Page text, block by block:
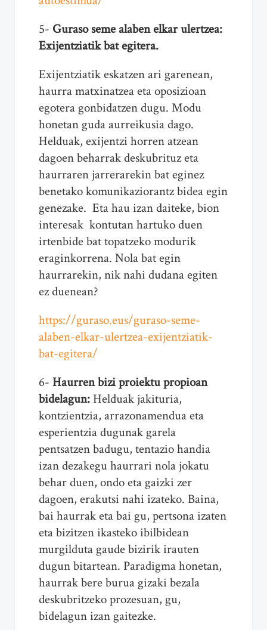
5- Guraso seme alaben elkar ulertzea:
Exijentziatik bat egitera.
Exijentziatik eskatzen ari garenean,
haurra matxinatzea eta oposizioan
egotera gonbidatzen dugu. Modu
honetan guda aurreikusia dago.
Helduak, exijentzi horren atzean
dagoen beharrak deskubrituz eta
haurraren jarrerarekin bat eginez
benetako komunikaziorantz bidea egin
genezake. Eta hau izan daiteke, bion
interesak kontutan hartuko duen
irtenbide bat topatzeko modurik
eraginkorrena. Nola bat egin
haurrarekin, nik nahi dudana egiten
ez duenean?
https://guraso.eus/guraso-seme-
alaben-elkar-ulertzea-exijentziatik-
bat-egitera/
6- Haurren bizi proiektu propioan
bidelagun: Helduak jakituria,
kontzientzia, arrazonamendua eta
esperientzia dugunak garela
pentsatzen badugu, tentazio handia
izan dezakegu haurrari nola jokatu
behar duen, ondo eta gaizki zer
dagoen, erakutsi nahi izateko. Baina,
bai haurrak eta bai gu, pertsona izaten
eta bizitzen ikasteko ibilbidean
murgilduta gaude bizirik irauten
dugun bitartean. Paradigma honetan,
haurrak bere burua gizaki bezala
deskubritzeko prozesuan, gu,
bidelagun izan gaitezke.